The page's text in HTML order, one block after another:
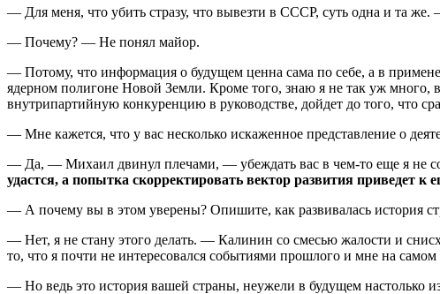
— Для меня, что убить стразу, что вывезти в СССР, суть одна и та
— Почему? — Не понял майор.
— Потому, что информация о будущем ценна сама по себе, а в
ядерном полигоне Новой Земли. Кроме того, знаю я не так уж много, в
внутрипартийную конкуренцию в руководстве, дойдет до того, что
— Мне кажется, что у вас несколько искаженное представление о
— Да, — Михаил двинул плечами, — убеждать вас в чем-то еще я не
удастся, а попытка скорректировать вектор развития приведет
— А почему вы в этом уверены? Опишите, как развивалась история
— Нет, я не стану этого делать. — Калинин со смесью жалости и
то, что я почти не интересовался событиями прошлого и мне на
— Но ведь это история вашей страны, неужели в будущем настолько